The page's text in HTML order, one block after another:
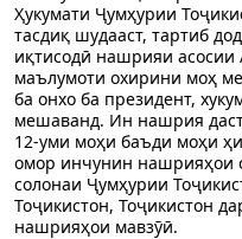
Ҳукумати Ҷумҳурии
тасдиқ шудааст, тартиб
иқтисодӣ нашрияи асосии
маълумоти охирини моҳ
ба онхо ба президент,
мешаванд. Ин нашрия
12-уми моҳи баъди моҳи
омор инчунин нашрияҳои
солонаи Ҷумҳурии
Тоҷикистон, Тоҷикистон
нашрияҳои мавзӯӣ.